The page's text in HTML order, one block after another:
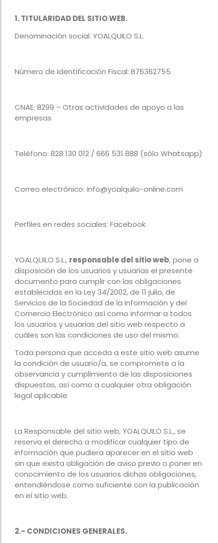
1. TITULARIDAD DEL SITIO WEB.
Denominación social: YOALQUILO S.L.
Número de Identificación Fiscal: B76362755
CNAE: 8299 – Otras actividades de apoyo a las
empresas
Teléfono: 828 130 012 / 666 531 888 (sólo Whatsapp)
Correo electrónico: info@yoalquilo-online.com
Perfiles en redes sociales: Facebook
YOALQUILO S.L., responsable del sitio web, pone a
disposición de los usuarios y usuarias el presente
documento para cumplir con las obligaciones
establecidas en la Ley 34/2002, de 11 julio, de
Servicios de la Sociedad de la Información y del
Comercio Electrónico así como informar a todos
los usuarios y usuarias del sitio web respecto a
cuáles son las condiciones de uso del mismo.
Toda persona que acceda a este sitio web asume
la condición de usuario/a, se compromete a la
observancia y cumplimiento de las disposiciones
dispuestas, así como a cualquier otra obligación
legal aplicable.
La Responsable del sitio web, YOALQUILO S.L., se
reserva el derecho a modificar cualquier tipo de
información que pudiera aparecer en el sitio web
sin que exista obligación de aviso previo o poner en
conocimiento de los usuarios dichas obligaciones,
entendiéndose como suficiente con la publicación
en el sitio web.
2.- CONDICIONES GENERALES.